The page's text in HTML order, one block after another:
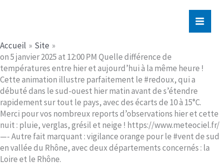
Accueil
Site
on 5 janvier 2025 at 12:00 PM Quelle différence de
températures entre hier et aujourd’hui à la même heure !
Cette animation illustre parfaitement le #redoux, qui a
débuté dans le sud-ouest hier matin avant de s’étendre
rapidement sur tout le pays, avec des écarts de 10 à 15°C.
Merci pour vos nombreux reports d’observations hier et cette
nuit : pluie, verglas, grésil et neige ! https://www.meteociel.fr/
—- Autre fait marquant : vigilance orange pour le #vent de sud
en vallée du Rhône, avec deux départements concernés : la
Loire et le Rhône.